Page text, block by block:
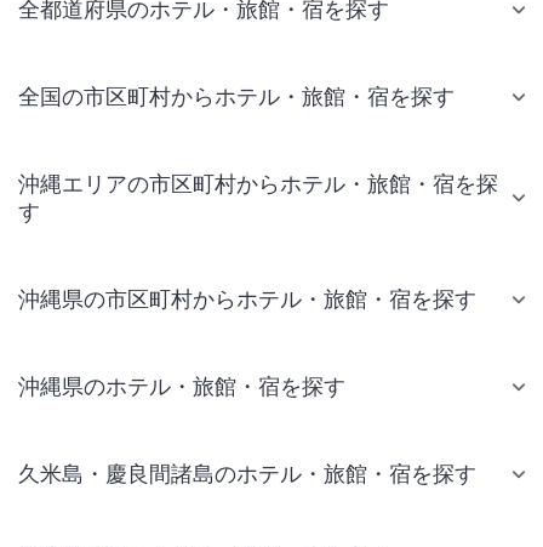
全都道府県のホテル・旅館・宿を探す
全国の市区町村からホテル・旅館・宿を探す
沖縄エリアの市区町村からホテル・旅館・宿を探
す
沖縄県の市区町村からホテル・旅館・宿を探す
沖縄県のホテル・旅館・宿を探す
久米島・慶良間諸島のホテル・旅館・宿を探す